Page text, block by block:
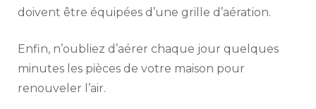
doivent être équipées d’une grille d’aération.
Enfin, n’oubliez d’aérer chaque jour quelques
minutes les pièces de votre maison pour
renouveler l’air.